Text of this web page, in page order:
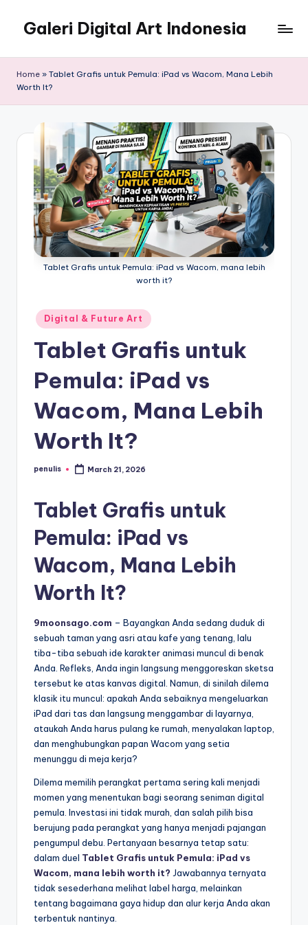
content
Galeri Digital Art Indonesia
Batas
Home » Tablet Grafis untuk Pemula: iPad vs Wacom, Mana Lebih
Worth It?
Tablet Grafis untuk Pemula: iPad vs Wacom, mana lebih
worth it?
Posted
in
Digital & Future Art
Tablet Grafis untuk
Pemula: iPad vs
Wacom, Mana Lebih
Worth It?
Posted
penulis March 21, 2026
Tablet Grafis untuk
Pemula: iPad vs
Wacom, Mana Lebih
Worth It?
9moonsago.com – Bayangkan Anda sedang duduk di
sebuah taman yang asri atau kafe yang tenang, lalu
tiba-tiba sebuah ide karakter animasi muncul di benak
Anda. Refleks, Anda ingin langsung menggoreskan sketsa
tersebut ke atas kanvas digital. Namun, di sinilah dilema
klasik itu muncul: apakah Anda sebaiknya mengeluarkan
iPad dari tas dan langsung menggambar di layarnya,
ataukah Anda harus pulang ke rumah, menyalakan laptop,
dan menghubungkan papan Wacom yang setia
menunggu di meja kerja?
Dilema memilih perangkat pertama sering kali menjadi
momen yang menentukan bagi seorang seniman digital
pemula. Investasi ini tidak murah, dan salah pilih bisa
berujung pada perangkat yang hanya menjadi pajangan
pengumpul debu. Pertanyaan besarnya tetap satu:
dalam duel Tablet Grafis untuk Pemula: iPad vs
Wacom, mana lebih worth it? Jawabannya ternyata
tidak sesederhana melihat label harga, melainkan
tentang bagaimana gaya hidup dan alur kerja Anda akan
terbentuk nantinya.